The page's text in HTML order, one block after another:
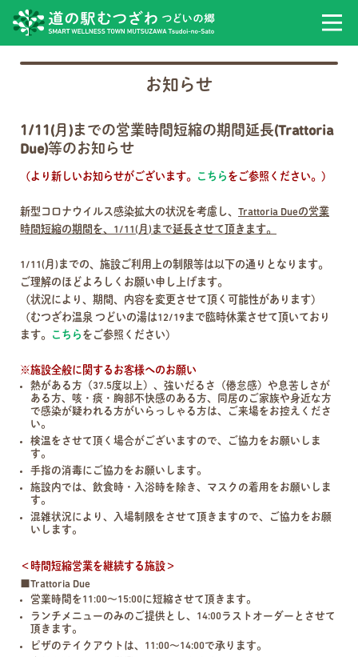
お知らせ
1/11(月)までの営業時間短縮の期間延長(Trattoria
Due)等のお知らせ
（より新しいお知らせがございます。 こちら をご参照ください。）
新型コロナウイルス感染拡大の状況を考慮し、 Trattoria Dueの営業
時間短縮の期間を、1/11(月)まで延長させて頂きます。
1/11(月)までの、施設ご利用上の制限等は以下の通りとなります。
ご理解のほどよろしくお願い申し上げます。
（状況により、期間、内容を変更させて頂く可能性があります）
（むつざわ温泉 つどいの湯は12/19まで臨時休業させて頂いており
ます。
こちら をご参照ください）
※施設全般に関するお客様へのお願い
熱がある方（37.5度以上）、強いだるさ（倦怠感）や息苦しさが
ある方、咳・痰・胸部不快感のある方、同居のご家族や身近な方
で感染が疑われる方がいらっしゃる方は、ご来場をお控えくださ
い。
検温をさせて頂く場合がございますので、ご協力をお願いしま
す。
手指の消毒にご協力をお願いします。
施設内では、飲食時・入浴時を除き、マスクの着用をお願いしま
す。
混雑状況により、入場制限をさせて頂きますので、ご協力をお願
いします。
＜時間短縮営業を継続する施設＞
■Trattoria Due
営業時間を11:00～15:00に短縮させて頂きます。
ランチメニューのみのご提供とし、14:00ラストオーダーとさせて
頂きます。
ピザのテイクアウトは、11:00～14:00で承ります。